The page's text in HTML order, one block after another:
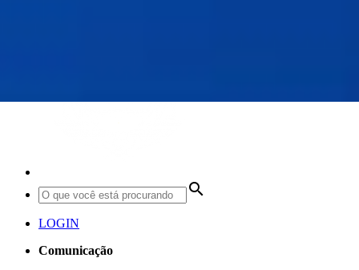
search
LOGIN
Comunicação